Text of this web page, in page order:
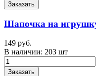
Заказать
Шапочка на
149 руб.
В наличии: 203 шт
Заказать